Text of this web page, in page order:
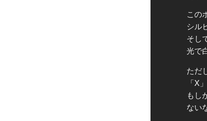
この
シル
そし
光で
ただ
「X
もし
ない